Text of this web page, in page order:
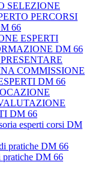
SELEZIONE
PERCORSI
66
ESPERTI
DM 66
COMMISSIONE
DM 66
DM 66
esperti corsi DM
pratiche DM 66
pratiche DM 66